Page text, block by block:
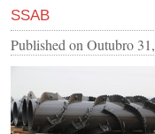
SSAB
Published on Outubro